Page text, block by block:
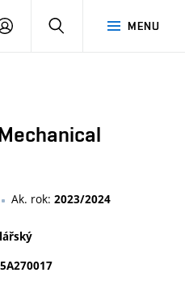
MENU
PŘIHLÁSIT
Ak. rok: 2023/2024